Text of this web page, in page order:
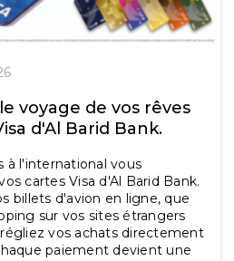
voyage de vos rêves
d'Al Barid Bank.
à l'international vous
cartes Visa d'Al Barid Bank.
billets d'avion en ligne, que
sur vos sites étrangers
vos achats directement
paiement devient une